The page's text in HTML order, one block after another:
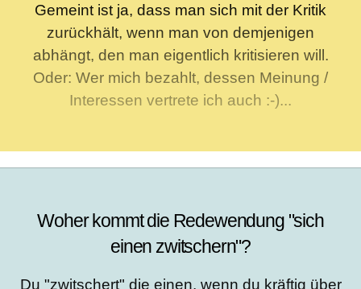
Gemeint ist ja, dass man sich mit der Kritik
zurückhält, wenn man von demjenigen
abhängt, den man eigentlich kritisieren will.
Oder: Wer mich bezahlt, dessen Meinung /
Interessen vertrete ich auch :-)...
Woher kommt die Redewendung "sich
einen zwitschern"?
Du "zwitschert" die einen, wenn du kräftig über